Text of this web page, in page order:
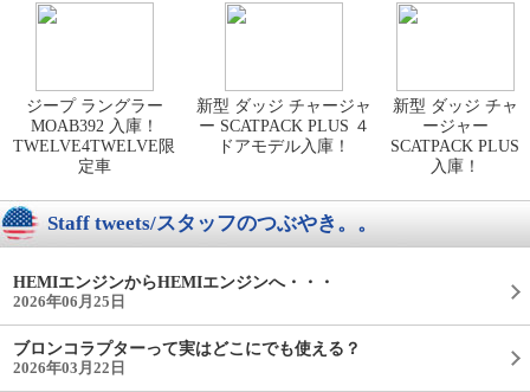
ジープ ラングラー
MOAB392 入庫！
TWELVE4TWELVE限
定車
新型 ダッジ チャージャ
ー SCATPACK PLUS ４
ドアモデル入庫！
新型 ダッジ チャ
ージャー
SCATPACK PLUS
入庫！
Staff tweets/スタッフのつぶやき。。
HEMIエンジンからHEMIエンジンへ・・・
2026年06月25日
ブロンコラプターって実はどこにでも使える？
2026年03月22日